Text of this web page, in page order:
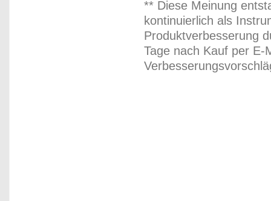
** Diese Meinung
kontinuierlich als
Produktverbesserung
Tage nach Kauf per E-